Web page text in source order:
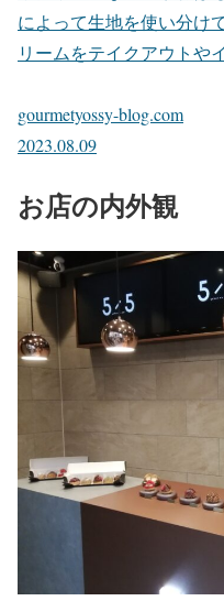
によって生地を使い分け
リームをテイクアウトや
gourmetyossy-blog.com
2023.08.09
お店の内外観